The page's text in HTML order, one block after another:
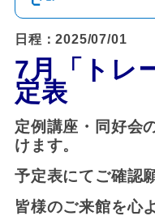
日程：2025/07/01
7月「トレ
定表
定例講座・同好会
けます。
予定表にてご確認
皆様のご来館を心